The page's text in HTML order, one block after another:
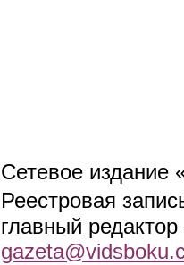
Сетевое издание
Реестровая
главный